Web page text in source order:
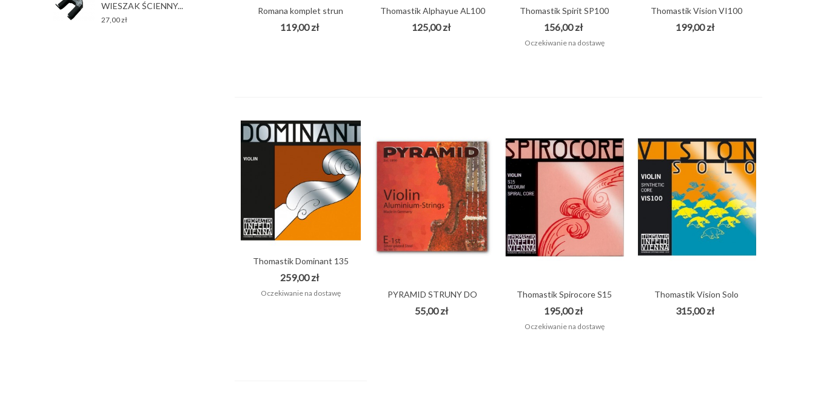
WIESZAK ŚCIENNY...
27,00 zł
Romana komplet strun
skrzypcowych
119,00 zł
Thomastik Alphayue AL100
struny...
125,00 zł
Thomastik Spirit SP100
struny do...
156,00 zł
Oczekiwanie na dostawę
Thomastik Vision VI100
struny do...
199,00 zł
Thomastik Dominant 135
4/4...
259,00 zł
Oczekiwanie na dostawę
PYRAMID STRUNY DO
SKRZYPIEC 4/4...
55,00 zł
Thomastik Spirocore S15
struny...
195,00 zł
Oczekiwanie na dostawę
Thomastik Vision Solo
VIS100...
315,00 zł